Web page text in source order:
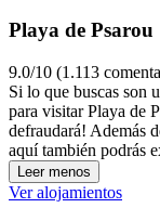
Playa de Psarou
9.0/10 (1.113
Si lo que buscas son
para visitar Playa de
defraudará! Además
aquí también podrás
Leer menos
Ver alojamientos